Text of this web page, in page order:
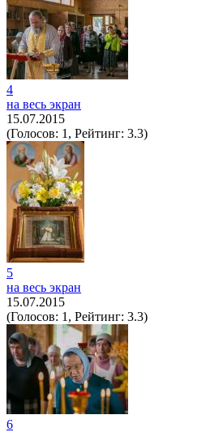
4
на весь экран
15.07.2015
(Голосов: 1, Рейтинг: 3.3)
5
на весь экран
15.07.2015
(Голосов: 1, Рейтинг: 3.3)
6